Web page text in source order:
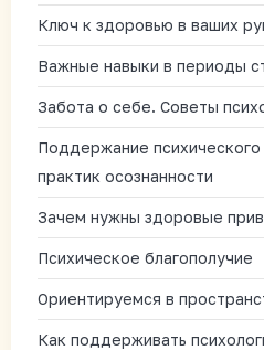
Ключ к здоровью в ваших
Важные навыки в периоды
Забота о себе. Советы
Поддержание
практик осознанности
Зачем нужны здоровые
Психическое благополучие
Ориентируемся в
Как поддерживать